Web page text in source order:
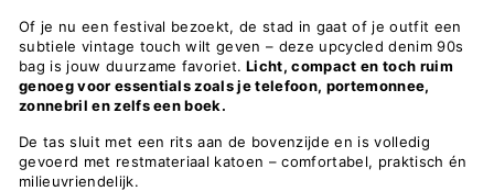
Of je nu een festival bezoekt, de stad in gaat of je outfit een
subtiele vintage touch wilt geven – deze upcycled denim 90s
bag is jouw duurzame favoriet. Licht, compact en toch ruim
genoeg voor essentials zoals je telefoon, portemonnee,
zonnebril en zelfs een boek.
De tas sluit met een rits aan de bovenzijde en is volledig
gevoerd met restmateriaal katoen – comfortabel, praktisch én
milieuvriendelijk.